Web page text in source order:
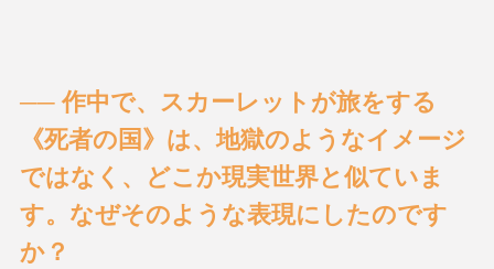
── 作中で、スカーレットが旅をする
《死者の国》は、地獄のようなイメージ
ではなく、どこか現実世界と似ていま
す。なぜそのような表現にしたのです
か？